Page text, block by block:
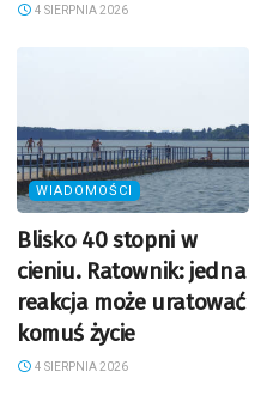
4 SIERPNIA 2026
WIADOMOŚCI
Blisko 40 stopni w
cieniu. Ratownik: jedna
reakcja może uratować
komuś życie
4 SIERPNIA 2026